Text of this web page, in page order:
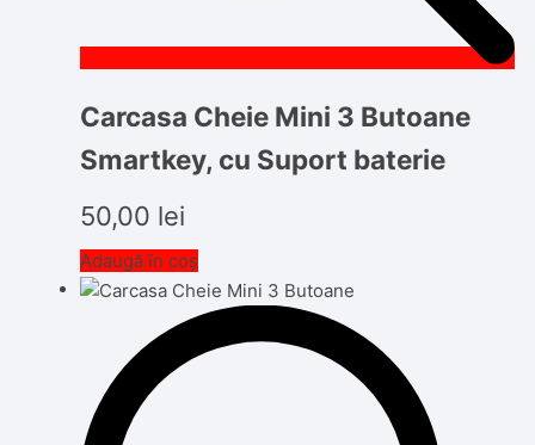
Carcasa Cheie Mini 3 Butoane
Smartkey, cu Suport baterie
50,00 lei
Adaugă în coș